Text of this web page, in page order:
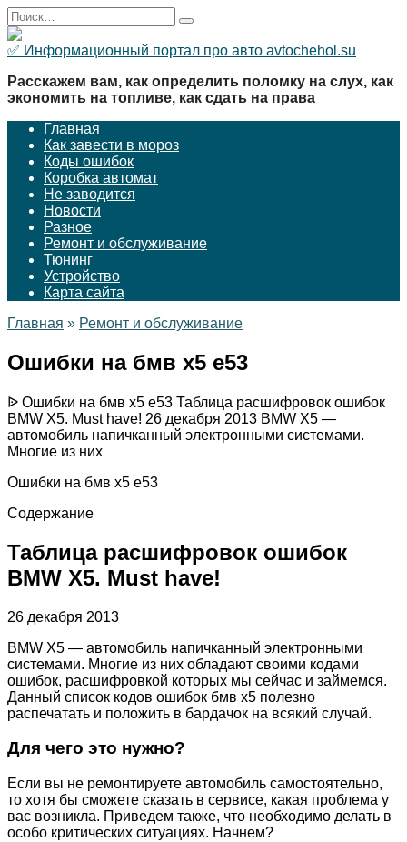
Перейти
к
содержанию
Search
for:
✅ Информационный портал про авто avtochehol.su
Расскажем вам, как определить поломку на слух, как
экономить на топливе, как сдать на права
Главная
Как завести в мороз
Коды ошибок
Коробка автомат
Не заводится
Новости
Разное
Ремонт и обслуживание
Тюнинг
Устройство
Карта сайта
Главная » Ремонт и обслуживание
Ошибки на бмв х5 е53
ᐉ Ошибки на бмв х5 е53 Таблица расшифровок ошибок
BMW X5. Must have! 26 декабря 2013 BMW X5 —
автомобиль напичканный электронными системами.
Многие из них
Ошибки на бмв х5 е53
Содержание
Таблица расшифровок ошибок
BMW X5. Must have!
26 декабря 2013
BMW X5 — автомобиль напичканный электронными
системами. Многие из них обладают своими кодами
ошибок, расшифровкой которых мы сейчас и займемся.
Данный список кодов ошибок бмв х5 полезно
распечатать и положить в бардачок на всякий случай.
Для чего это нужно?
Если вы не ремонтируете автомобиль самостоятельно,
то хотя бы сможете сказать в сервисе, какая проблема у
вас возникла. Приведем также, что необходимо делать в
особо критических ситуациях. Начнем?